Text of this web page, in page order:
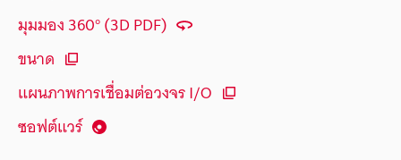
มุมมอง 360° (3D PDF)
ขนาด
แผนภาพการเชื่อมต่อวงจร I/O
ซอฟต์แวร์